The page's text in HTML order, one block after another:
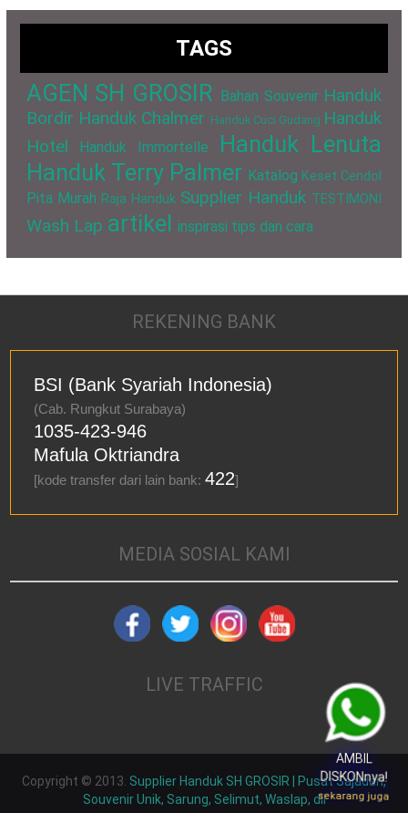
TAGS
AGEN SH GROSIR Bahan Souvenir Handuk
Bordir Handuk Chalmer Handuk Cuci Gudang Handuk
Hotel
Handuk Immortelle
Handuk Lenuta
Handuk Terry Palmer Katalog Keset Cendol
Pita Murah Raja Handuk Supplier Handuk TESTIMONI
Wash Lap artikel inspirasi tips dan cara
REKENING BANK
BSI (Bank Syariah Indonesia)
(Cab. Rungkut Surabaya)
1035-423-946
Mafula Oktriandra
[kode transfer dari lain bank:422]
MEDIA SOSIAL KAMI
LIVE TRAFFIC
Copyright © 2013. Supplier Handuk SH GROSIR | Pusat Sajadah,
Souvenir Unik, Sarung, Selimut, Waslap, dll
AMBIL
DISKONnya!
sekarang juga